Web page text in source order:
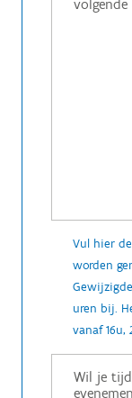
Vul hier
worden
uren bij.
vanaf 16u,